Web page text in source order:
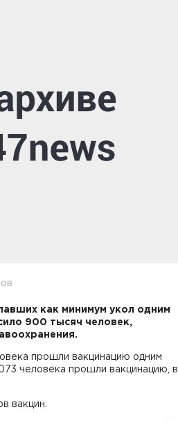
как минимум укол одним
900 тысяч человек,
прошли вакцинацию одним
человека прошли вакцинацию, в
вакцин.